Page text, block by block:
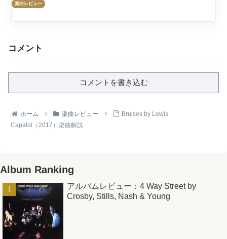
楽曲レビュー
コメント
コメントを書き込む
ホーム 楽曲レビュー
Bruises by Lewis
Capaldi（2017）楽曲解説
Album Ranking
アルバムレビュー：4 Way Street by
Crosby, Stills, Nash & Young